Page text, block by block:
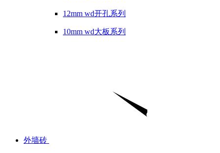
12mm wd开孔系列
10mm wd大板系列
外墙砖